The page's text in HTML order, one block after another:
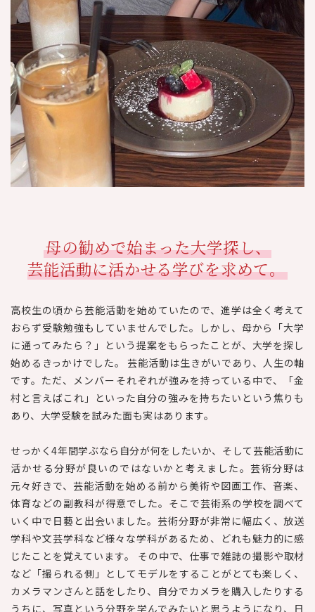
母の勧めで始まった大学探し、
芸能活動に活かせる学びを求めて。
高校生の頃から芸能活動を始めていたので、進学は全く考えて
おらず受験勉強もしていませんでした。しかし、母から「大学
に通ってみたら？」という提案をもらったことが、大学を探し
始めるきっかけでした。 芸能活動は生きがいであり、人生の軸
です。ただ、メンバーそれぞれが強みを持っている中で、「金
村と言えばこれ」といった自分の強みを持ちたいという焦りも
あり、大学受験を試みた面も実はあります。
せっかく4年間学ぶなら自分が何をしたいか、そして芸能活動に
活かせる分野が良いのではないかと考えました。芸術分野は
元々好きで、芸能活動を始める前から美術や図画工作、音楽、
体育などの副教科が得意でした。そこで芸術系の学校を調べて
いく中で日藝と出会いました。芸術分野が非常に幅広く、放送
学科や文芸学科など様々な学科があるため、どれも魅力的に感
じたことを覚えています。 その中で、仕事で雑誌の撮影や取材
など「撮られる側」としてモデルをすることがとても楽しく、
カメラマンさんと話をしたり、自分でカメラを購入したりする
うちに、写真という分野を学んでみたいと思うようになり、日